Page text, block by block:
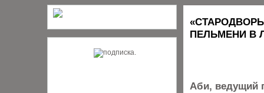
ПЕЛЬМЕНИ В
Аби, ведущий